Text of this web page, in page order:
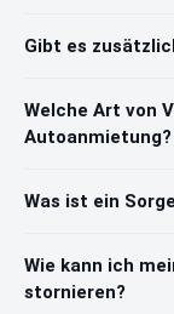
Gibt es
Welche Art von
Autoanmietung?
Was ist ein
Wie kann ich
stornieren?